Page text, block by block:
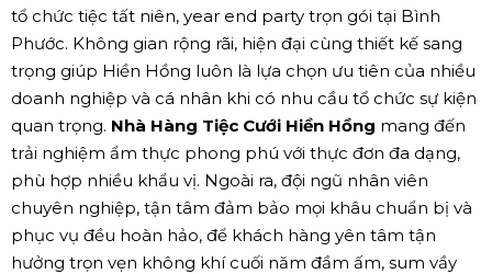
tổ chức tiệc tất niên, year end party trọn gói tại Bình
Phước. Không gian rộng rãi, hiện đại cùng thiết kế sang
trọng giúp Hiền Hồng luôn là lựa chọn ưu tiên của nhiều
doanh nghiệp và cá nhân khi có nhu cầu tổ chức sự kiện
quan trọng. Nhà Hàng Tiệc Cưới Hiền Hồng mang đến
trải nghiệm ẩm thực phong phú với thực đơn đa dạng,
phù hợp nhiều khẩu vị. Ngoài ra, đội ngũ nhân viên
chuyên nghiệp, tận tâm đảm bảo mọi khâu chuẩn bị và
phục vụ đều hoàn hảo, để khách hàng yên tâm tận
hưởng trọn vẹn không khí cuối năm đầm ấm, sum vầy